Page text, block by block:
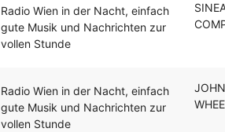
Radio Wien in der Nacht, einfach
gute Musik und Nachrichten zur
vollen Stunde
Radio Wien in der Nacht, einfach
gute Musik und Nachrichten zur
vollen Stunde